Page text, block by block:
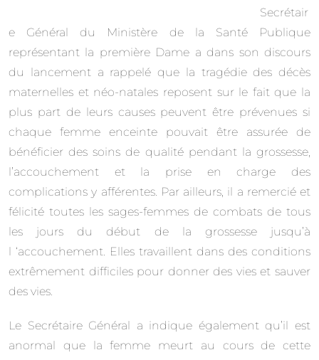
Secrétair
e Général du Ministère de la Santé Publique
représentant la première Dame a dans son discours
du lancement a rappelé que la tragédie des décès
maternelles et néo-natales reposent sur le fait que la
plus part de leurs causes peuvent être prévenues si
chaque femme enceinte pouvait être assurée de
bénéficier des soins de qualité pendant la grossesse,
l’accouchement et la prise en charge des
complications y afférentes. Par ailleurs, il a remercié et
félicité toutes les sages-femmes de combats de tous
les jours du début de la grossesse jusqu’à
l ‘accouchement. Elles travaillent dans des conditions
extrêmement difficiles pour donner des vies et sauver
des vies.
Le Secrétaire Général a indique également qu’il est
anormal que la femme meurt au cours de cette